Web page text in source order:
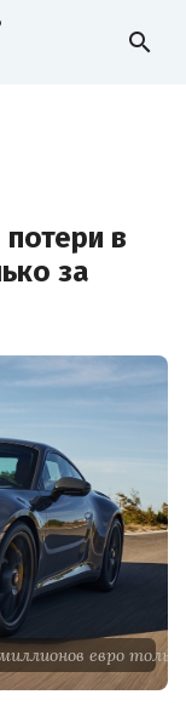
search
в
за
евро